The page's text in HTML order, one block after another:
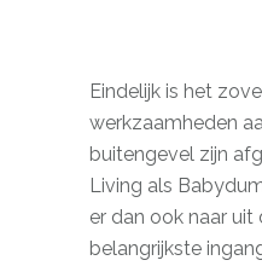
Eindelijk is het
werkzaamheden
buitengevel zijn
Living als
er dan ook naar uit
belangrijkste